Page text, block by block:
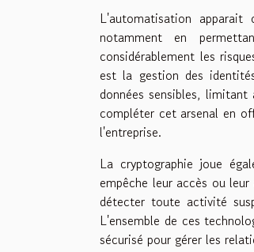
L'automatisation
notamment en
considérablement les
est la gestion des
données sensibles,
compléter cet arsenal en
l'entreprise.
La cryptographie joue
empêche leur accès ou
détecter toute activité
L'ensemble de ces
sécurisé pour gérer les